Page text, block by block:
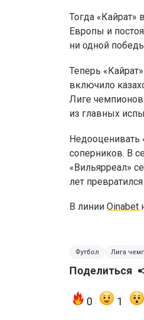
Тогда
Европы и
ни одной
Теперь
включило
Лиге
из главных
Недооценивать
соперников. В
«Вильярреал»
лет
В линии Oinabet
Футбол Лига
Поделиться
0 1